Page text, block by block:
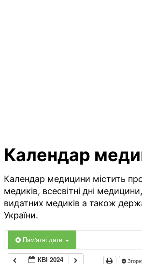
Календар
Календар медицини містить
медиків, всесвітні дні
видатних медиків а також
України.
Пам'ятні дати
КВІ 2024